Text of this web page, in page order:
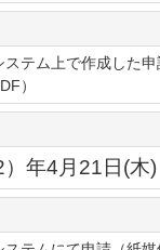
テム上で作成した
）
年4月21日(木)